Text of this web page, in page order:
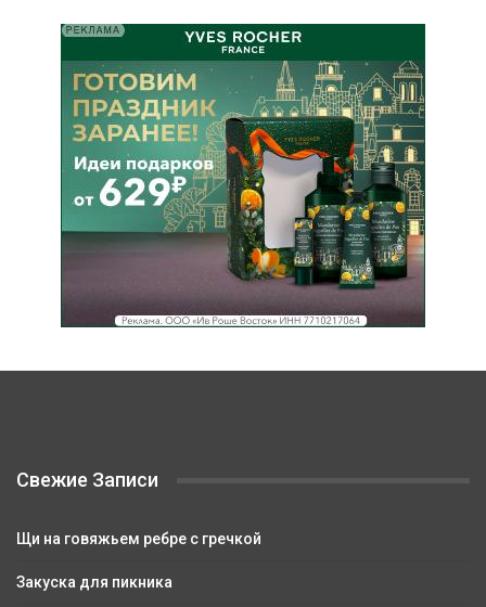
Свежие Записи
Щи на говяжьем ребре с гречкой
Закуска для пикника